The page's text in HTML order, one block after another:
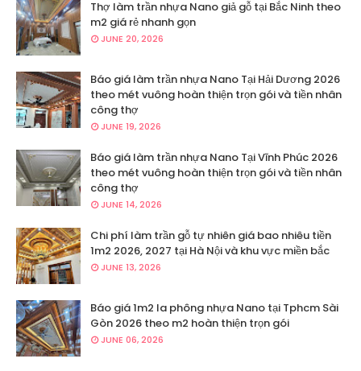
Thợ làm trần nhựa Nano giả gỗ tại Bắc Ninh theo
m2 giá rẻ nhanh gọn
JUNE 20, 2026
Báo giá làm trần nhựa Nano Tại Hải Dương 2026
theo mét vuông hoàn thiện trọn gói và tiền nhân
công thợ
JUNE 19, 2026
Báo giá làm trần nhựa Nano Tại Vĩnh Phúc 2026
theo mét vuông hoàn thiện trọn gói và tiền nhân
công thợ
JUNE 14, 2026
Chi phí làm trần gỗ tự nhiên giá bao nhiêu tiền
1m2 2026, 2027 tại Hà Nội và khu vực miền bắc
JUNE 13, 2026
Báo giá 1m2 la phông nhựa Nano tại Tphcm Sài
Gòn 2026 theo m2 hoàn thiện trọn gói
JUNE 06, 2026